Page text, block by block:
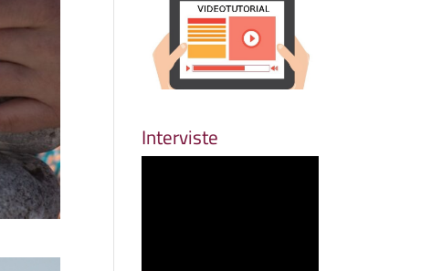
Interviste